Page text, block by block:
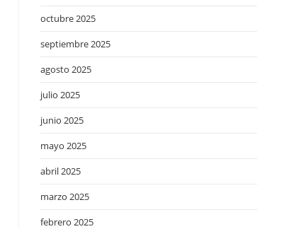
octubre 2025
septiembre 2025
agosto 2025
julio 2025
junio 2025
mayo 2025
abril 2025
marzo 2025
febrero 2025